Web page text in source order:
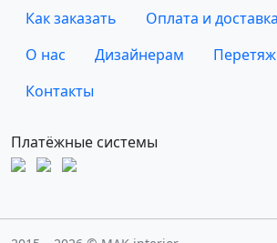
Как заказать
Оплата и доставка
О нас
Дизайнерам
Контакты
Платёжные системы